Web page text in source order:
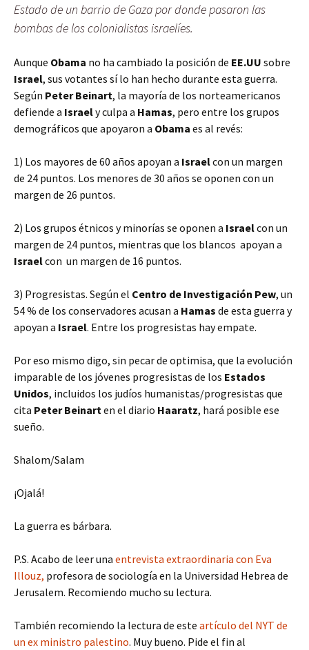
Estado de un barrio de Gaza por donde pasaron las
bombas de los colonialistas israelíes.
Aunque Obama no ha cambiado la posición de EE.UU sobre
Israel, sus votantes sí lo han hecho durante esta guerra.
Según Peter Beinart, la mayoría de los norteamericanos
defiende a Israely culpa a Hamas, pero entre los grupos
demográficos que apoyaron a Obama es al revés:
1) Los mayores de 60 años apoyan a Israelcon un margen
de 24 puntos. Los menores de 30 años se oponen con un
margen de 26 puntos.
2) Los grupos étnicos y minorías se oponen a Israelcon un
margen de 24 puntos, mientras que los blancos apoyan a
Israelcon un margen de 16 puntos.
3) Progresistas. Según el Centro de Investigación Pew, un
54 % de los conservadores acusan a Hamas de esta guerra y
apoyan a Israel. Entre los progresistas hay empate.
Por eso mismo digo, sin pecar de optimisa, que la evolución
imparable de los jóvenes progresistas de los Estados
Unidos, incluidos los judíos humanistas/progresistas que
cita Peter Beinarten el diario Haaratz, hará posible ese
sueño.
Shalom/Salam
¡Ojalá!
La guerra es bárbara.
P.S. Acabo de leer una entrevista extraordinaria con Eva
Illouz, profesora de sociología en la Universidad Hebrea de
Jerusalem. Recomiendo mucho su lectura.
También recomiendo la lectura de este artículo del NYT de
un ex ministro palestino. Muy bueno. Pide el fin al